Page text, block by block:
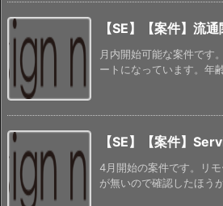
【SE】【案件】流
月内開始可能な案件です
ートになっています。年
【SE】【案件】
4月開始の案件です。リ
が無いので確認したほう